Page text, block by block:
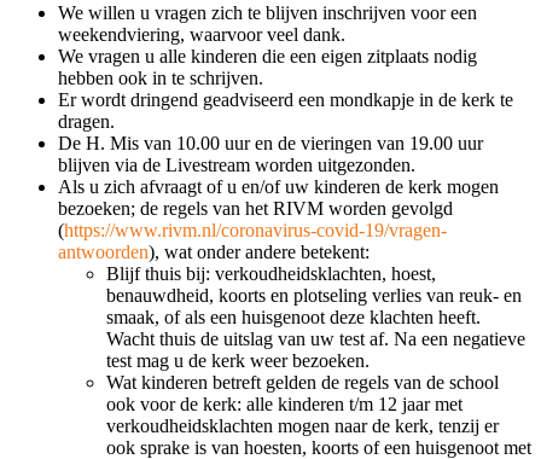
We willen u vragen zich te blijven inschrijven voor een
weekendviering, waarvoor veel dank.
We vragen u alle kinderen die een eigen zitplaats nodig
hebben ook in te schrijven.
Er wordt dringend geadviseerd een mondkapje in de kerk te
dragen.
De H. Mis van 10.00 uur en de vieringen van 19.00 uur
blijven via de Livestream worden uitgezonden.
Als u zich afvraagt of u en/of uw kinderen de kerk mogen
bezoeken; de regels van het RIVM worden gevolgd
(https://www.rivm.nl/coronavirus-covid-19/vragen-
antwoorden), wat onder andere betekent:
Blijf thuis bij: verkoudheidsklachten, hoest,
benauwdheid, koorts en plotseling verlies van reuk- en
smaak, of als een huisgenoot deze klachten heeft.
Wacht thuis de uitslag van uw test af. Na een negatieve
test mag u de kerk weer bezoeken.
Wat kinderen betreft gelden de regels van de school
ook voor de kerk: alle kinderen t/m 12 jaar met
verkoudheidsklachten mogen naar de kerk, tenzij er
ook sprake is van hoesten, koorts of een huisgenoot met